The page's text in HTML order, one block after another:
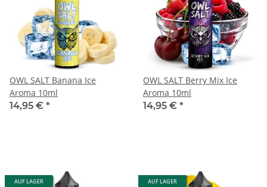
OWL SALT Banana Ice
Aroma 10ml
14,95 € *
OWL SALT Berry Mix Ice
Aroma 10ml
14,95 € *
AUF LAGER AUF LAGER